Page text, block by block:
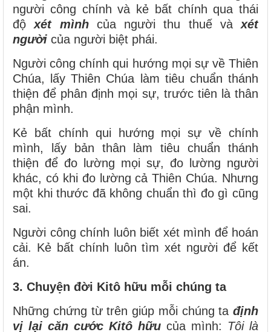
người công chính và kẻ bất chính qua thái
độxét mìnhcủa người thu thuế và xét
người của người biệt phái.
Người công chính qui hướng mọi sự về Thiên
Chúa, lấy Thiên Chúa làm tiêu chuẩn thánh
thiện để phân định mọi sự, trước tiên là thân
phận mình.
Kẻ bất chính qui hướng mọi sự về chính
mình, lấy bản thân làm tiêu chuẩn thánh
thiện để đo lường mọi sự, đo lường người
khác, có khi đo lường cả Thiên Chúa. Nhưng
một khi thước đã không chuẩn thì đo gì cũng
sai.
Người công chính luôn biết xét mình để hoán
cải. Kẻ bất chính luôn tìm xét người để kết
án.
3. Chuyện đời Kitô hữu mỗi chúng ta
Những chứng từ trên giúp mỗi chúng ta định
vị lại căn cước Kitô hữu của mình: Tôi là